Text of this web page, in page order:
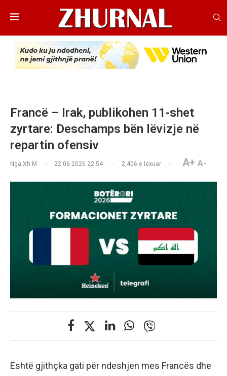
Francë – Irak, publikohen 11-shet
zyrtare: Deschamps bën lëvizje në
repartin ofensiv
Nga Xh M 22.06.2026 22:54 2,406 e lexuar A+ A-
Është gjithçka gati për ndeshjen mes Francës dhe